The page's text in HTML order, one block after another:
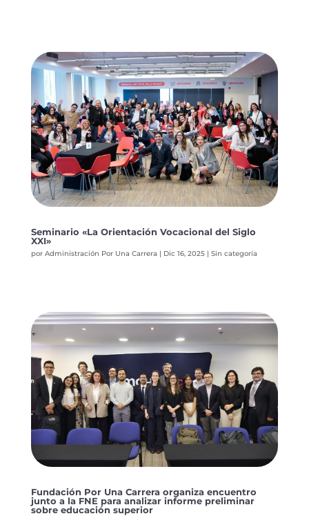
Seminario «La Orientación Vocacional del Siglo
XXI»
por Administración Por Una Carrera | Dic 16, 2025| Sin categoría
Fundación Por Una Carrera organiza encuentro
junto a la FNE para analizar informe preliminar
sobre educación superior